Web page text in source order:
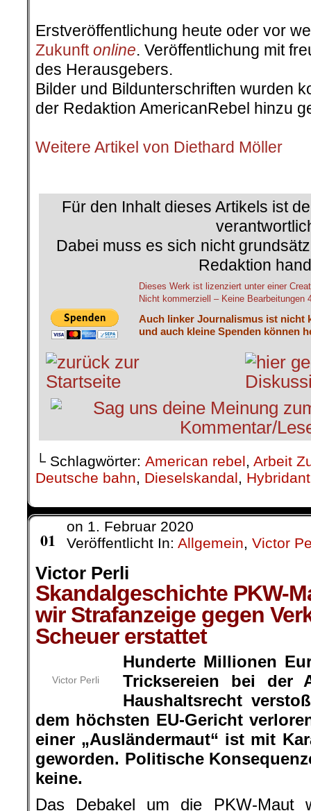
Erstveröffentlichung heute oder vor
Zukunftonline. Veröffentlichung mit
des Herausgebers.
Bilder und Bildunterschriften wurden
der Redaktion AmericanRebel hinzu
Weitere Artikel von Diethard Möller
Für den Inhalt dieses Artikels ist
Dabei muss es sich nicht
Redaktion
Dieses Werk ist lizenziert unter einer
Nicht kommerziell – Keine Bearbeitungen
Auch linker Journalismus ist nicht
und auch kleine Spenden können
└ Schlagwörter: American rebel, Arbeit
Deutsche bahn, Dieselskandal,
01
on 1. Februar 2020
Veröffentlicht In: Allgemein, Victor
Victor Perli
Skandalgeschichte PKW-
wir Strafanzeige gegen
Scheuer erstattet
Victor Perli
Hunderte Millionen
Tricksereien bei der
Haushaltsrecht
dem höchsten EU-Gericht
einer „Ausländermaut“ ist mit
geworden. Politische
keine.
Das Debakel um die PKW-Maut